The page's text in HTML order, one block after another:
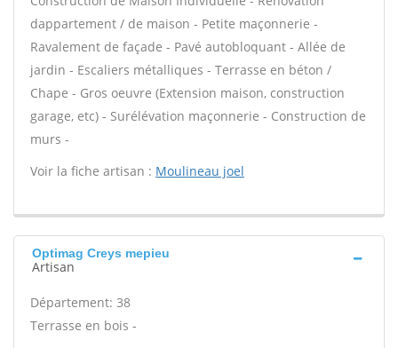
dappartement / de maison - Petite maçonnerie -
Ravalement de façade - Pavé autobloquant - Allée de
jardin - Escaliers métalliques - Terrasse en béton /
Chape - Gros oeuvre (Extension maison, construction
garage, etc) - Surélévation maçonnerie - Construction de
murs -
Voir la fiche artisan : Moulineau joel
Optimag Creys mepieu
Artisan
Département: 38
Terrasse en bois -